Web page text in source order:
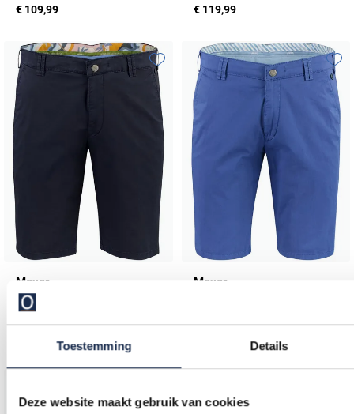
Toestemming Details
Deze website maakt gebruik van cookies
€ 109,99 € 119,99
Meyer
Shorts navy normale fit
Toevoegen aan favorieten
Meyer
Toevoegen aan favorieten